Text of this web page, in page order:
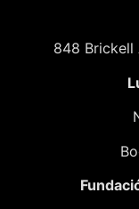
848 Brickell